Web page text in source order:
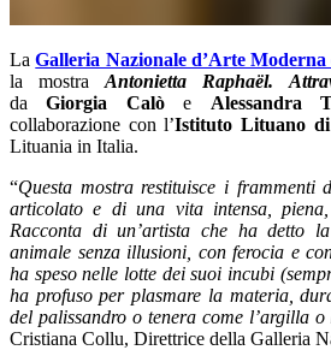
LaGalleria Nazionale d’Arte Moderna
la mostraAntonietta Raphaël.
daGiorgia Calòe Alessandra
collaborazione con l’Istituto Lituano
Lituania in Italia.
“Questa mostra restituisce i
articolato e di una vita intensa,
Racconta di un’artista che ha detto
animale senza illusioni, con ferocia e
ha speso nelle lotte dei suoi incubi
ha profuso per plasmare la materia,
del palissandro o tenera come l’argilla
Cristiana Collu, Direttrice della Galleria